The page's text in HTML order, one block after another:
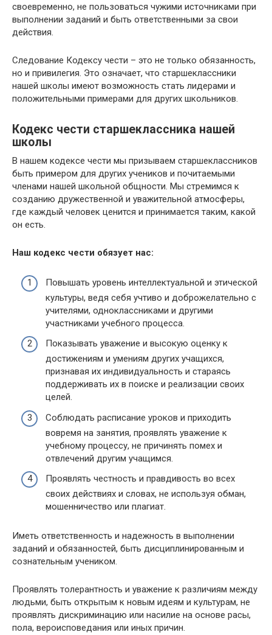
своевременно, не пользоваться чужими источниками при
выполнении заданий и быть ответственными за свои
действия.
Следование Кодексу чести – это не только обязанность,
но и привилегия. Это означает, что старшеклассники
нашей школы имеют возможность стать лидерами и
положительными примерами для других школьников.
Кодекс чести старшеклассника нашей
школы
В нашем кодексе чести мы призываем старшеклассников
быть примером для других учеников и почитаемыми
членами нашей школьной общности. Мы стремимся к
созданию дружественной и уважительной атмосферы,
где каждый человек ценится и принимается таким, какой
он есть.
Наш кодекс чести обязует нас:
Повышать уровень интеллектуальной и этической
культуры, ведя себя учтиво и доброжелательно с
учителями, одноклассниками и другими
участниками учебного процесса.
Показывать уважение и высокую оценку к
достижениям и умениям других учащихся,
признавая их индивидуальность и стараясь
поддерживать их в поиске и реализации своих
целей.
Соблюдать расписание уроков и приходить
вовремя на занятия, проявлять уважение к
учебному процессу, не причинять помех и
отвлечений другим учащимся.
Проявлять честность и правдивость во всех
своих действиях и словах, не используя обман,
мошенничество или плагиат.
Иметь ответственность и надежность в выполнении
заданий и обязанностей, быть дисциплинированным и
сознательным учеником.
Проявлять толерантность и уважение к различиям между
людьми, быть открытым к новым идеям и культурам, не
проявлять дискриминацию или насилие на основе расы,
пола, вероисповедания или иных причин.